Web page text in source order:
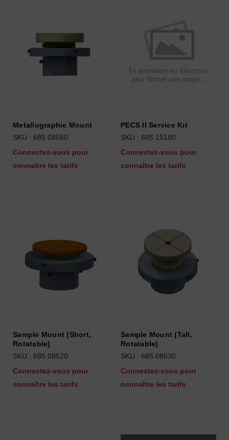
Metallographic Mount
SKU : 685.08560
Connectez-vous pour
connaître les tarifs
PECS II Service Kit
SKU : 685.15180
Connectez-vous pour
connaître les tarifs
Sample Mount (Short,
Rotatable)
SKU : 685.08520
Connectez-vous pour
connaître les tarifs
Sample Mount (Tall,
Rotatable)
SKU : 685.08530
Connectez-vous pour
connaître les tarifs